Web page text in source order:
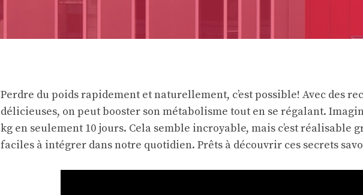
Perdre du poids rapidement et naturellement, c’est possible! Avec des
délicieuses, on peut booster son métabolisme tout en se régalant.
kg en seulement 10 jours. Cela semble incroyable, mais c’est réalisable
faciles à intégrer dans notre quotidien. Prêts à découvrir ces secrets